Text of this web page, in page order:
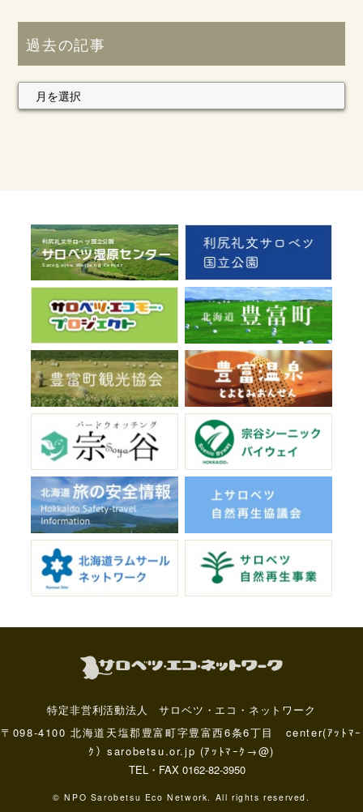
過去の記事
特定非営利活動法人 サロベツ・エコ・ネットワーク
〒098-4100 北海道天塩郡豊富町字豊富西6条6丁目 center(ｱｯﾄﾏｰ
ｸ）sarobetsu.or.jp (ｱｯﾄﾏｰｸ→@)
TEL・FAX 0162-82-3950
© NPO Sarobetsu Eco Network. All rights reserved.